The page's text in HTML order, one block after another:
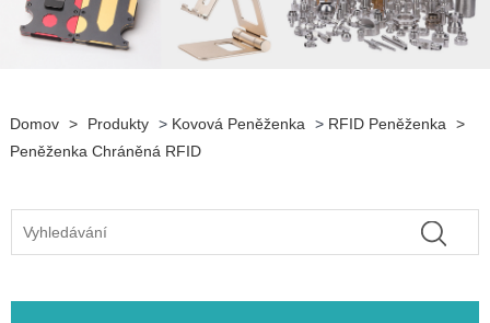
Domov > Produkty > Kovová Peněženka > RFID Peněženka
>
Peněženka Chráněná RFID